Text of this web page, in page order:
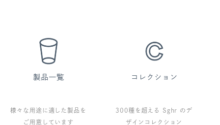
様々な用途に適した製品を
ご用意しています
300種を超える Sghr のデ
ザインコレクション